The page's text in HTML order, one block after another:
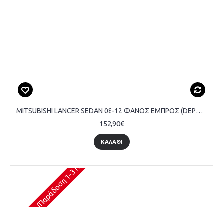
MITSUBISHI LANCER SEDAN 08-12 ΦΑΝΟΣ ΕΜΠΡΟΣ (DEPO) - ΣΥΝΟΔΗΓΟΥ
152,90€
ΚΑΛΆΘΙ